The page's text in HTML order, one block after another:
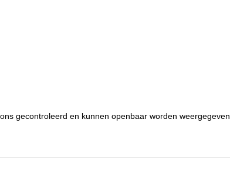
gecontroleerd en kunnen openbaar worden weergegeven.